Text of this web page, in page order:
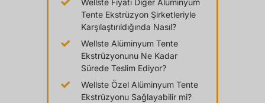
Wellste Fiyatı Diğer Alüminyum
Tente Ekstrüzyon Şirketleriyle
Karşılaştırıldığında Nasıl?
Wellste Alüminyum Tente
Ekstrüzyonunu Ne Kadar
Sürede Teslim Ediyor?
Wellste Özel Alüminyum Tente
Ekstrüzyonu Sağlayabilir mi?